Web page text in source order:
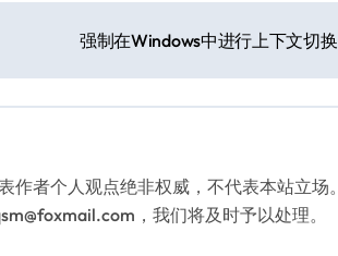
强制在Windows中进行上下文切换
作者个人观点绝非权威，不代表本站立场。
，我们将及时予以处理。